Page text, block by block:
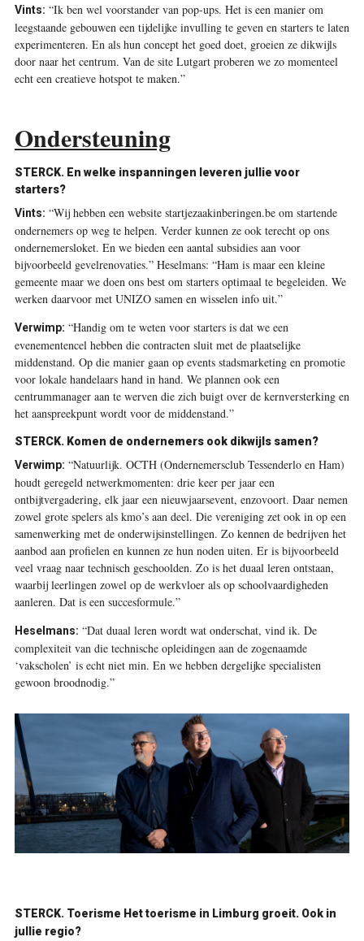
Vints: “Ik ben wel voorstander van pop-ups. Het is een manier om
leegstaande gebouwen een tijdelijke invulling te geven en starters te laten
experimenteren. En als hun concept het goed doet, groeien ze dikwijls
door naar het centrum. Van de site Lutgart proberen we zo momenteel
echt een creatieve hotspot te maken.”
Ondersteuning
STERCK. En welke inspanningen leveren jullie voor
starters?
Vints: “Wij hebben een website startjezaakinberingen.be om startende
ondernemers op weg te helpen. Verder kunnen ze ook terecht op ons
ondernemersloket. En we bieden een aantal subsidies aan voor
bijvoorbeeld gevelrenovaties.” Heselmans: “Ham is maar een kleine
gemeente maar we doen ons best om starters optimaal te begeleiden. We
werken daarvoor met UNIZO samen en wisselen info uit.”
Verwimp: “Handig om te weten voor starters is dat we een
evenementencel hebben die contracten sluit met de plaatselijke
middenstand. Op die manier gaan op events stadsmarketing en promotie
voor lokale handelaars hand in hand. We plannen ook een
centrummanager aan te werven die zich buigt over de kernversterking en
het aanspreekpunt wordt voor de middenstand.”
STERCK. Komen de ondernemers ook dikwijls samen?
Verwimp: “Natuurlijk. OCTH (Ondernemersclub Tessenderlo en Ham)
houdt geregeld netwerkmomenten: drie keer per jaar een
ontbijtvergadering, elk jaar een nieuwjaarsevent, enzovoort. Daar nemen
zowel grote spelers als kmo’s aan deel. Die vereniging zet ook in op een
samenwerking met de onderwijsinstellingen. Zo kennen de bedrijven het
aanbod aan profielen en kunnen ze hun noden uiten. Er is bijvoorbeeld
veel vraag naar technisch geschoolden. Zo is het duaal leren ontstaan,
waarbij leerlingen zowel op de werkvloer als op schoolvaardigheden
aanleren. Dat is een succesformule.”
Heselmans: “Dat duaal leren wordt wat onderschat, vind ik. De
complexiteit van die technische opleidingen aan de zogenaamde
‘vakscholen’ is echt niet min. En we hebben dergelijke specialisten
gewoon broodnodig.”
STERCK. Toerisme Het toerisme in Limburg groeit. Ook in
jullie regio?